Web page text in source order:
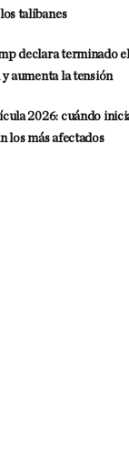
talibanes
declara terminado
aumenta la tensión
2026: cuándo
los más afectados